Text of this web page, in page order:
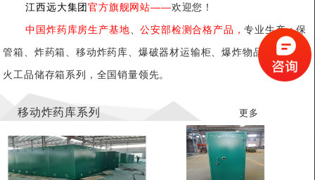
江西远大集团官方旗舰网站——欢迎您！
中国炸药库房生产基地 、公安部检测合格产品，专业生产：保
管箱、炸药箱、移动炸药库、爆破器材运输柜、爆炸物品储存柜、
火工品储存箱系列，全国销量领先。
移动炸药库系列 更多